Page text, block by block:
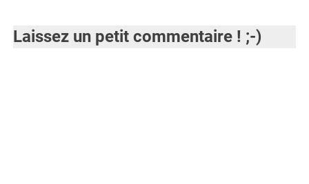
Laissez un petit commentaire ! ;-)